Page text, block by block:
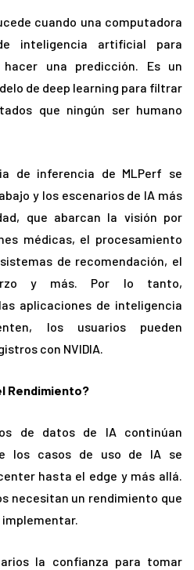
cuando una computadora
inteligencia artificial para
una predicción. Es un
de deep learning para filtrar
que ningún ser humano
de inferencia de MLPerf se
y los escenarios de IA más
que abarcan la visión por
médicas, el procesamiento
de recomendación, el
y más. Por lo tanto,
aplicaciones de inteligencia
los usuarios pueden
con NVIDIA.
Rendimiento?
de datos de IA continúan
los casos de uso de IA se
hasta el edge y más allá.
necesitan un rendimiento que
implementar.
la confianza para tomar